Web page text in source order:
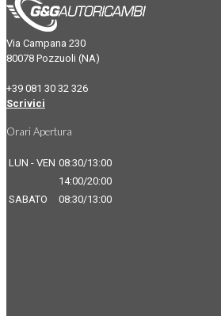
Via Campana 230
80078 Pozzuoli (NA)
+39 081 30 32 326
Scrivici
Orari Apertura
LUN - VEN 08:30/13:00
14:00/20:00
SABATO
08:30/13:00